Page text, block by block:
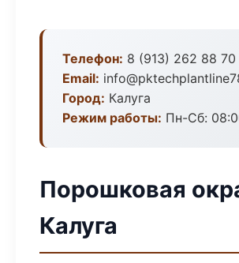
Телефон: 8 (913) 262 88 70
Email:
Город: Калуга
Режим работы: Пн-Сб:
Порошковая
Калуга